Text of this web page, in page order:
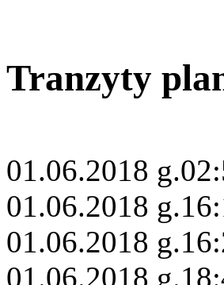
Tranzyty
01.06.2018
01.06.2018
01.06.2018
01.06.2018